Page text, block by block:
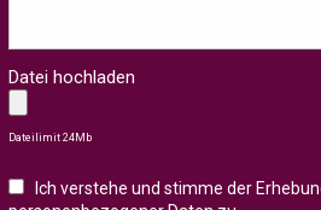
Datei hochladen
Dateilimit 24Mb
Ich verstehe und stimme der